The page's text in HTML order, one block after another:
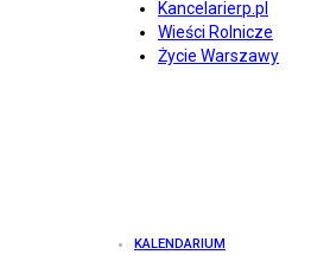
Kancelarierp.pl
Wieści Rolnicze
Życie Warszawy
KALENDARIUM